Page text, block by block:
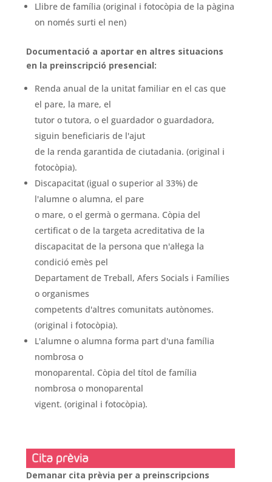
Llibre de família (original i fotocòpia de la pàgina
on només surti el nen)
Documentació a aportar en altres situacions
en la preinscripció presencial:
Renda anual de la unitat familiar en el cas que
el pare, la mare, el
tutor o tutora, o el guardador o guardadora,
siguin beneficiaris de l'ajut
de la renda garantida de ciutadania. (original i
fotocòpia).
Discapacitat (igual o superior al 33%) de
l'alumne o alumna, el pare
o mare, o el germà o germana. Còpia del
certificat o de la targeta acreditativa de la
discapacitat de la persona que n'al·lega la
condició emès pel
Departament de Treball, Afers Socials i Famílies
o organismes
competents d'altres comunitats autònomes.
(original i fotocòpia).
L'alumne o alumna forma part d'una família
nombrosa o
monoparental. Còpia del títol de família
nombrosa o monoparental
vigent. (original i fotocòpia).
Demanar cita prèvia per a preinscripcions